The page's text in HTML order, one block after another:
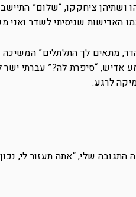
ציחקקו, “שלום”
האדישות שניסיתי לשדר ואני
מתאים לך התלתלים”
אדיש, “סיפרת לה?” עברתי ישר
לרגע.
התגובה שלי, “אתה תעזור לי,